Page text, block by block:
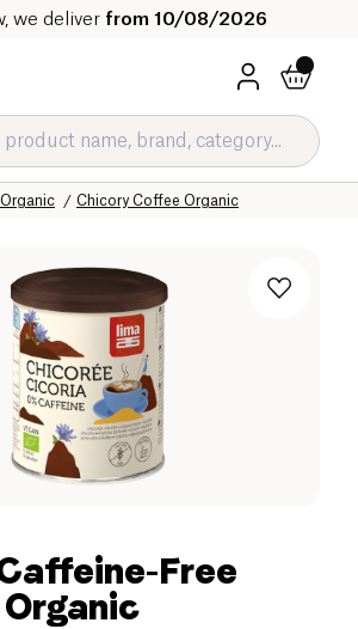
we deliver from 10/08/2026
Chicory Coffee Organic
Coffee and Substitutes Organic
Free